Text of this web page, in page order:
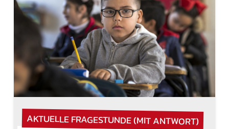
AKTUELLE FRAGESTUNDE (MIT ANTWORT)